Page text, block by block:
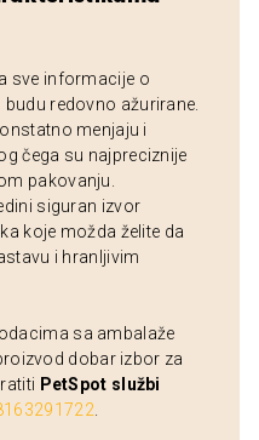
sve informacije o
redovno ažurirane.
menjaju i
čega su najpreciznije
pakovanju.
siguran izvor
koje možda želite da
i hranljivim
sa ambalaže
dobar izbor za
PetSpot službi